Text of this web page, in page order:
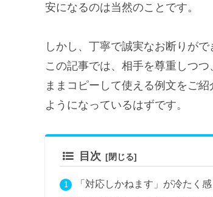
安になるのは当然のことです。
しかし、丁寧で誠実なお断りが
この記事では、相手を尊重しつ
ままコピーして使える例文をご
ようになっているはずです。
目次
「対応しかねます」が冷たく